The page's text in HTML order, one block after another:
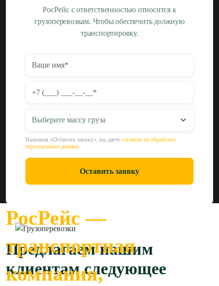
РосРейс с ответственностью относится к
грузоперевозкам. Чтобы обеспечить должную
транспортировку.
Нажимая «Оставить заявку», вы даете согласие на обработку
персональных данных
Оставить заявку
РосРейс —
транспортная
компания,
Предлагаем нашим
клиентам следующее